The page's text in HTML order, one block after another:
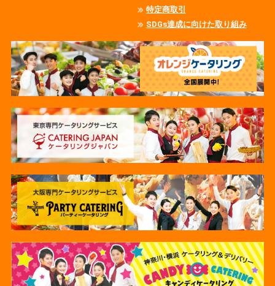
特定商取引
SDGs達成に向けた取り組み